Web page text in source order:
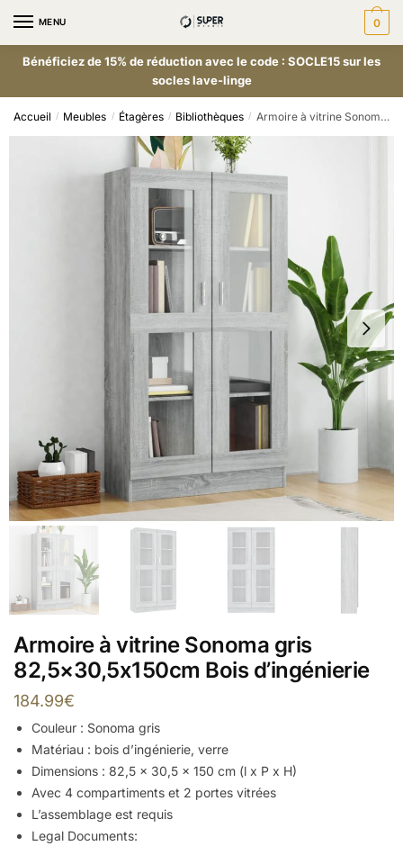
MENU 0
Bénéficiez de 15% de réduction avec le code : SOCLE15 sur les
socles lave-linge
Accueil / Meubles / Étagères / Bibliothèques / Armoire à vitrine Sonoma gris 82,5×30,5x150cm Bois d’ingénierie
Armoire à vitrine Sonoma gris
82,5×30,5x150cm Bois d’ingénierie
184.99€
Couleur : Sonoma gris
Matériau : bois d’ingénierie, verre
Dimensions : 82,5 x 30,5 x 150 cm (l x P x H)
Avec 4 compartiments et 2 portes vitrées
L’assemblage est requis
Legal Documents: